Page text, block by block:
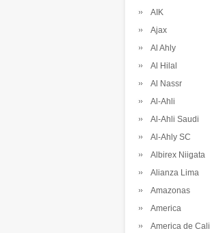
AIK
Ajax
Al Ahly
Al Hilal
Al Nassr
Al-Ahli
Al-Ahli Saudi
Al-Ahly SC
Albirex Niigata
Alianza Lima
Amazonas
America
America de Cali